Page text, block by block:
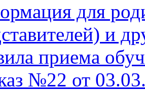
для
и
приема
№22 от